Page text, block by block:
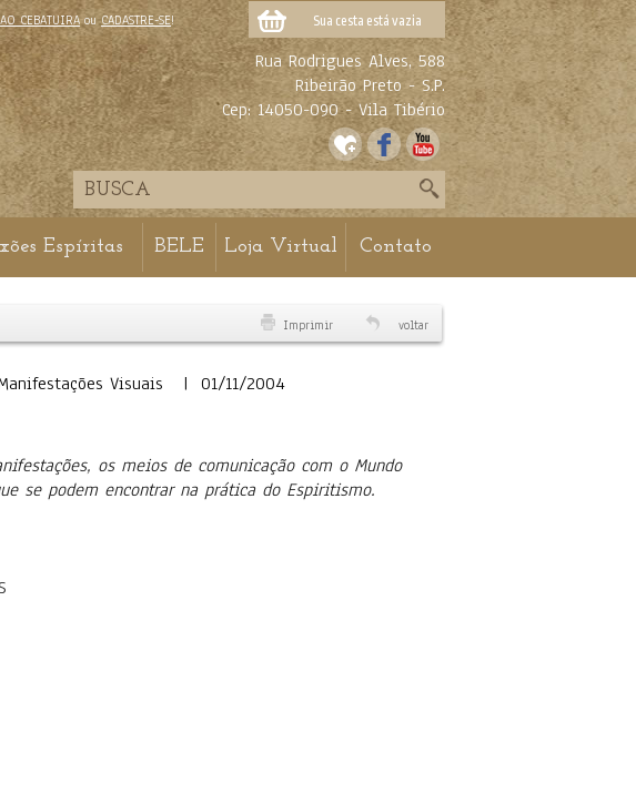
CEBATUIRAouCADASTRE-SE! Sua cesta está vazia
Rua Rodrigues Alves, 588
Ribeirão Preto - S.P.
Cep: 14050-090 - Vila Tibério
Espíritas BELE Loja Virtual Contato
Imprimir voltar
Visuais | 01/11/2004
os meios de comunicação com o Mundo
se podem encontrar na prática do Espiritismo.